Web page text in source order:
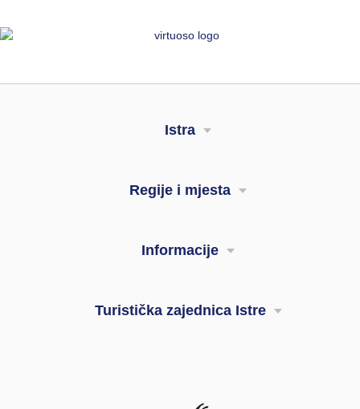
Istra
Regije i mjesta
Informacije
Turistička zajednica Istre